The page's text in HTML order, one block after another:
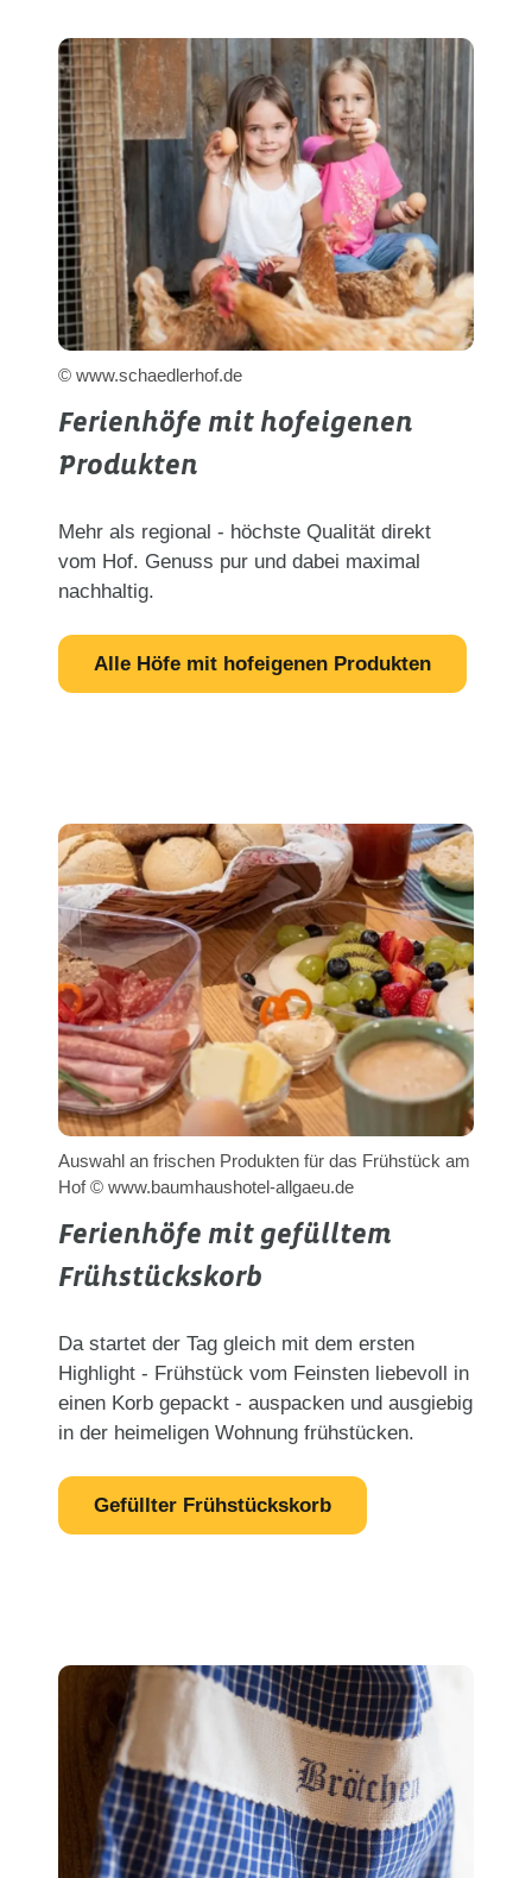
© www.schaedlerhof.de
Ferienhöfe mit hofeigenen
Produkten
Mehr als regional - höchste Qualität direkt
vom Hof. Genuss pur und dabei maximal
nachhaltig.
Alle Höfe mit hofeigenen Produkten
Auswahl an frischen Produkten für das Frühstück am
Hof © www.baumhaushotel-allgaeu.de
Ferienhöfe mit gefülltem
Frühstückskorb
Da startet der Tag gleich mit dem ersten
Highlight - Frühstück vom Feinsten liebevoll in
einen Korb gepackt - auspacken und ausgiebig
in der heimeligen Wohnung frühstücken.
Gefüllter Frühstückskorb